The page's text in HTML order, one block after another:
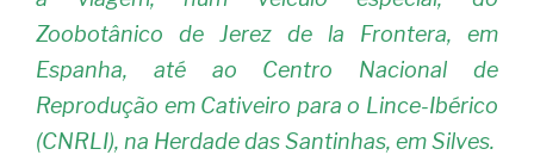
Zoobotânico de Jerez de la Frontera, em
Espanha, até ao Centro Nacional de
Reprodução em Cativeiro para o Lince-Ibérico
(CNRLI), na Herdade das Santinhas, em Silves.